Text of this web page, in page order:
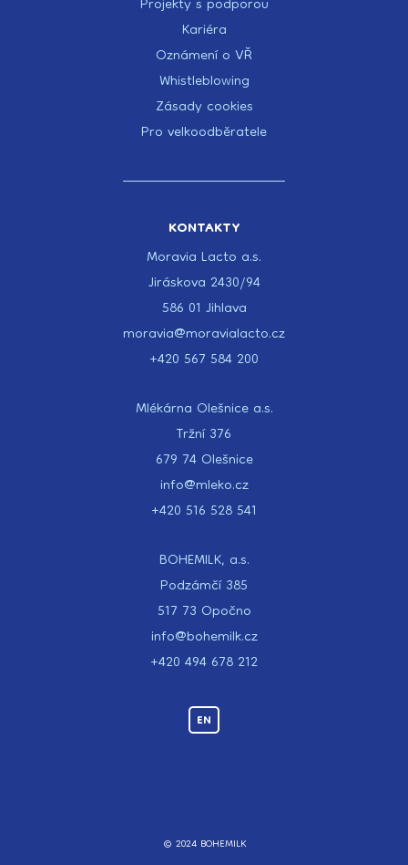
Kariéra
Oznámení o VŘ
Whistleblowing
Zásady cookies
Pro velkoodběratele
KONTAKTY
Moravia Lacto a.s.
Jiráskova 2430/94
586 01 Jihlava
moravia@moravialacto.cz
+420 567 584 200
Mlékárna Olešnice a.s.
Tržní 376
679 74 Olešnice
info@mleko.cz
+420 516 528 541
BOHEMILK, a.s.
Podzámčí 385
517 73 Opočno
info@bohemilk.cz
+420 494 678 212
EN
© 2024 BOHEMILK